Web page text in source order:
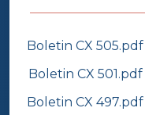
Boletin CX 505.pdf
Boletin CX 501.pdf
Boletin CX 497.pdf